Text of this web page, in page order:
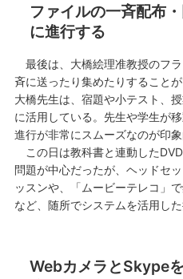
ファイルの一斉配布
に進行する
最後は、大橋絵理准教授のフ
斉に送ったり集めたりすること
大橋先生は、宿題や小テスト、
に活用している。先生や学生が
進行が非常にスムーズなのが印象
この日は教科書と連動した
問題が中心だったが、ヘッドセ
ッスンや、「ムービーテレコ」
など、随所でシステムを活用し
WebカメラとSkype